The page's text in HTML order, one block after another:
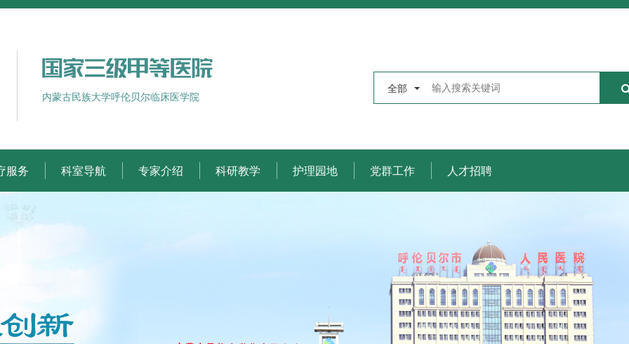
内蒙古民族大学呼伦贝尔临床医学院
全部
服务 科室导航 专家介绍 科研教学 护理园地 党群工作 人才招聘